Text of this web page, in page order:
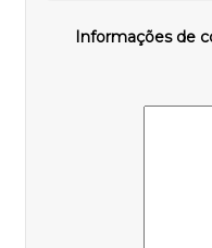
Informações de